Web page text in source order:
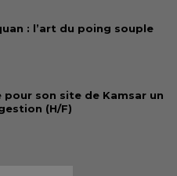
: l’art du poing souple
pour son site de Kamsar un
(H/F)